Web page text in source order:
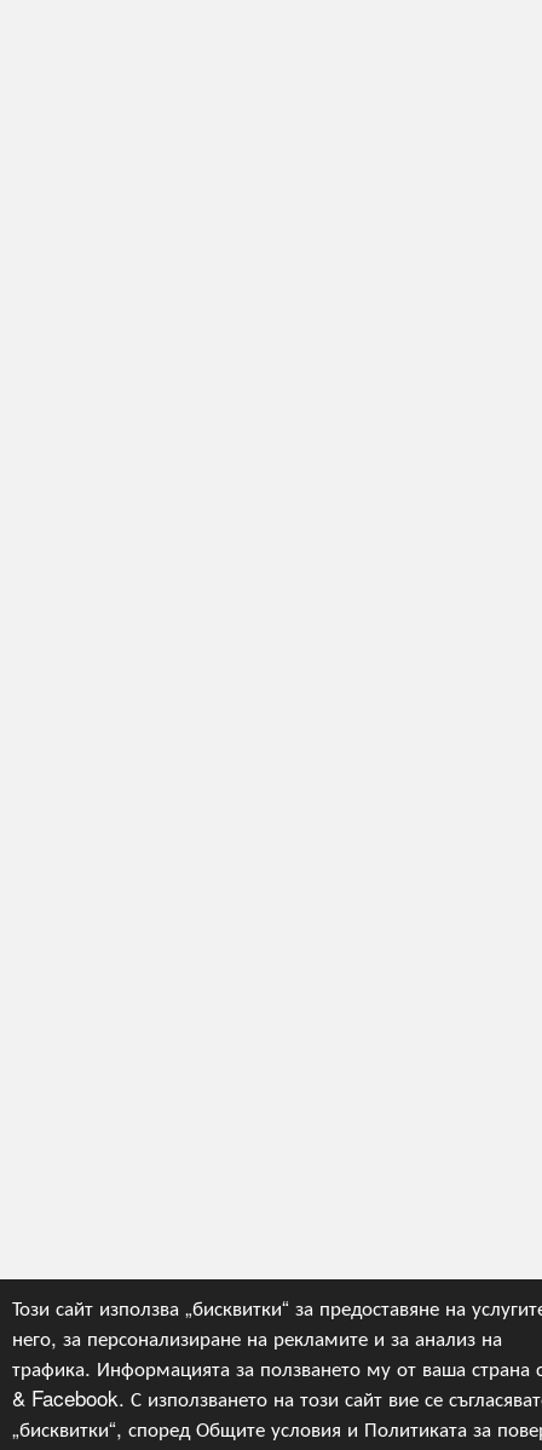
Този сайт използва „бисквитки“ за предоставяне на
него, за персонализиране на рекламите и за анализ на
трафика. Информацията за ползването му от ваша страна
& Facebook. С използването на този сайт вие се
„бисквитки“, споредОбщите условия и Политиката за